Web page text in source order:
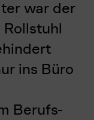
war der
ins Büro
Berufs-